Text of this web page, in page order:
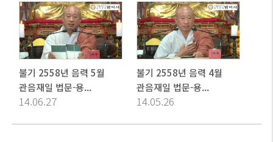
불기 2558년 음력 5월
관음재일 법문-용...
14.06.27
불기 2558년 음력 4월
관음재일 법문-용...
14.05.26